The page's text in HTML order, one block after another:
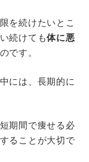
を続けたいとこ
続けても体に悪
です。
には、長期的に
期間で痩せる必
ることが大切で